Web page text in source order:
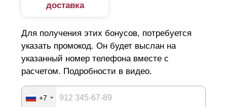
доставка
Для получения этих бонусов, потребуется
указать промокод. Он будет выслан на
указанный номер телефона вместе с
расчетом. Подробности в видео.
+7